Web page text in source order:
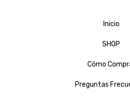
Inicio
SHOP
Cómo
Preguntas